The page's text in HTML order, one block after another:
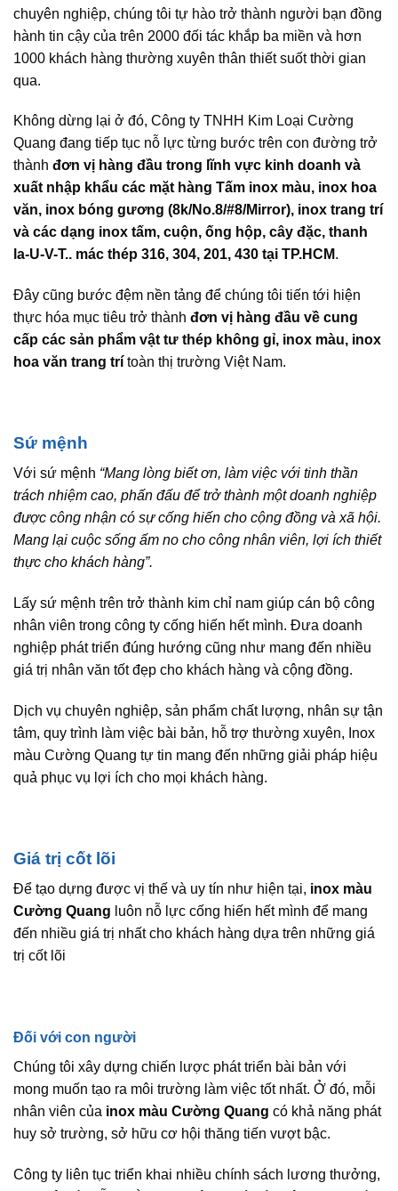
chuyên nghiệp, chúng tôi tự hào trở thành người bạn đồng
hành tin cậy của trên 2000 đối tác khắp ba miền và hơn
1000 khách hàng thường xuyên thân thiết suốt thời gian
qua.
Không dừng lại ở đó, Công ty TNHH Kim Loại Cường
Quang đang tiếp tục nỗ lực từng bước trên con đường trở
thành đơn vị hàng đầu trong lĩnh vực kinh doanh và
xuất nhập khẩu các mặt hàng Tấm inox màu, inox hoa
văn, inox bóng gương (8k/No.8/#8/Mirror), inox trang trí
và các dạng inox tấm, cuộn, ống hộp, cây đặc, thanh
la-U-V-T.. mác thép 316, 304, 201, 430 tại TP.HCM.
Đây cũng bước đệm nền tảng để chúng tôi tiến tới hiện
thực hóa mục tiêu trở thành đơn vị hàng đầu về cung
cấp các sản phẩm vật tư thép không gỉ, inox màu, inox
hoa văn trang trí toàn thị trường Việt Nam.
Sứ mệnh
Với sứ mệnh “Mang lòng biết ơn, làm việc với tinh thần
trách nhiệm cao, phấn đấu để trở thành một doanh nghiệp
được công nhận có sự cống hiến cho cộng đồng và xã hội.
Mang lại cuộc sống ấm no cho công nhân viên, lợi ích thiết
thực cho khách hàng”.
Lấy sứ mệnh trên trở thành kim chỉ nam giúp cán bộ công
nhân viên trong công ty cống hiến hết mình. Đưa doanh
nghiệp phát triển đúng hướng cũng như mang đến nhiều
giá trị nhân văn tốt đẹp cho khách hàng và cộng đồng.
Dịch vụ chuyên nghiệp, sản phẩm chất lượng, nhân sự tận
tâm, quy trình làm việc bài bản, hỗ trợ thường xuyên, Inox
màu Cường Quang tự tin mang đến những giải pháp hiệu
quả phục vụ lợi ích cho mọi khách hàng.
Giá trị cốt lõi
Để tạo dựng được vị thế và uy tín như hiện tại, inox màu
Cường Quang luôn nỗ lực cống hiến hết mình để mang
đến nhiều giá trị nhất cho khách hàng dựa trên những giá
trị cốt lõi
Đối với con người
Chúng tôi xây dựng chiến lược phát triển bài bản với
mong muốn tạo ra môi trường làm việc tốt nhất. Ở đó, mỗi
nhân viên của inox màu Cường Quang có khả năng phát
huy sở trường, sở hữu cơ hội thăng tiến vượt bậc.
Công ty liên tục triển khai nhiều chính sách lương thưởng,